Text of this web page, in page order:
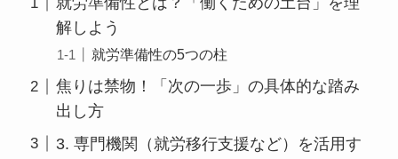
解しよう
就労準備性の5つの柱
焦りは禁物！「次の一歩」の具体的な踏み
出し方
3. 専門機関（就労移行支援など）を活用す